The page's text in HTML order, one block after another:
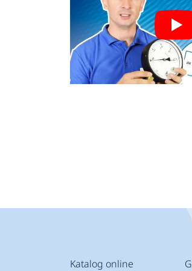
Katalog online